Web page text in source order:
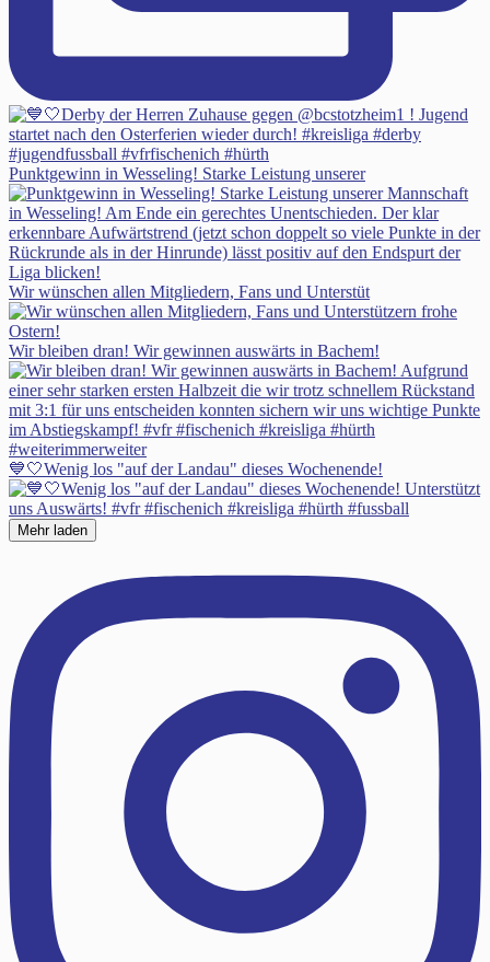
Punktgewinn in Wesseling! Starke Leistung unserer
Wir wünschen allen Mitgliedern, Fans und Unterstüt
Wir bleiben dran! Wir gewinnen auswärts in Bachem!
💙🤍Wenig los "auf der Landau" dieses Wochenende!
Mehr laden